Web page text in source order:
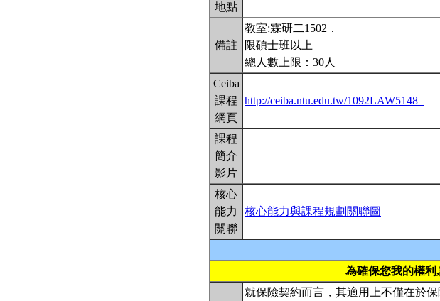
地點
備註
教室:霖研二1502．
限碩士班以上
總人數上限：30人
Ceiba
課程
網頁
http://ceiba.ntu.edu.tw/1092LAW5148_
課程
簡介
影片
核心
能力
關聯
核心能力與課程規劃關聯圖
為確保您我的權
就保險契約而言，其適用上不僅在於